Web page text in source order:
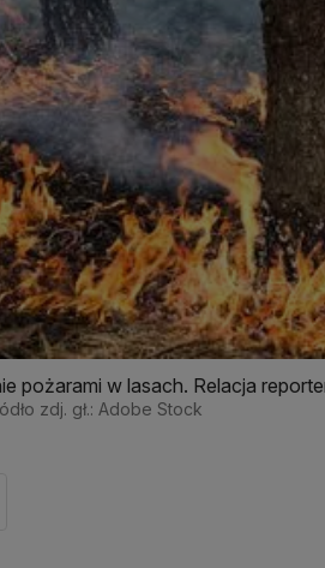
pożarami w lasach. Relacja
zdj. gł.: Adobe Stock